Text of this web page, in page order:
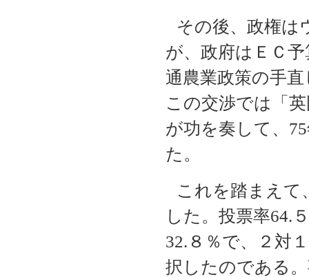
その後、政権は
が、政府はＥＣ
通農業政策の手
この交渉では「
が功を奏して、 75
た。
これを踏まえて
した。投票率64.
32. ８％で、２対
択したのである